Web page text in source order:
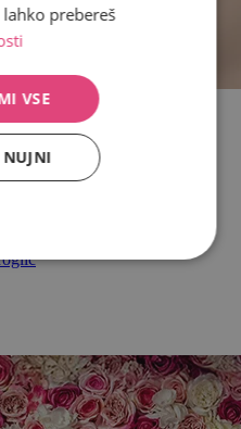
Nakit
Pečlové
prebereš
VSE